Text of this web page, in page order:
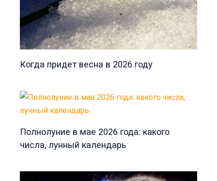
Когда придет весна в 2026 году
Полнолуние в мае 2026 года: какого
числа, лунный календарь